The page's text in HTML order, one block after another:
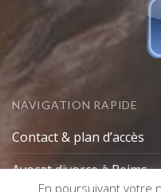
NAVIGATION RAPIDE
Contact & plan d’accès
Avocat divorce à Reims
En poursuivant votre